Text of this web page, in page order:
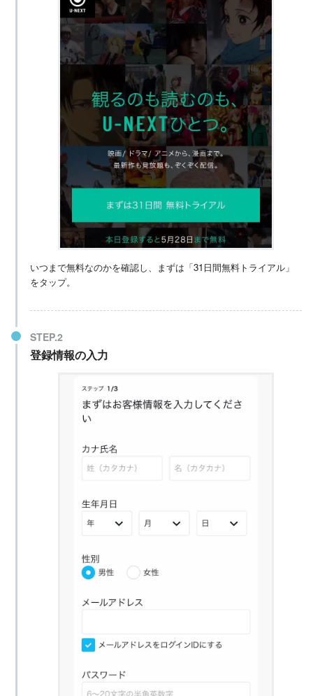
いつまで無料なのかを確認し、まずは「31日間無料トライアル」
をタップ。
登録情報の入力